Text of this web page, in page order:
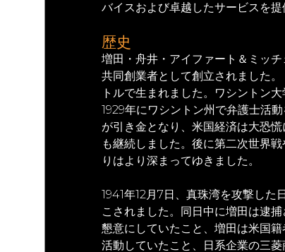
バイスおよび卓越したサービスを
歴史
増田・舟井・アイファート＆ミッ
共同創業者として創立されました
トルで生まれました。ワシントン
1929年にワシントン州で弁護士活
が引き金となり、米国経済は大恐
も継続しました。後に第二次世界
りはより深まってゆきました。
1941年12月7日、真珠湾を攻撃し
こされました。同日中に増田は逮
懇意にしていたこと、増田は米国
活動していたこと、日系企業の三